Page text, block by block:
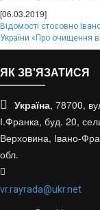
[06.03.2019]
Відомості стосовно
України «Про очищення
ЯК ЗВ'ЯЗАТИСЯ
Україна, 78700,
І.Франка, буд. 20,
Верховина, Івано-
обл.
vr.rayrada@ukr.net